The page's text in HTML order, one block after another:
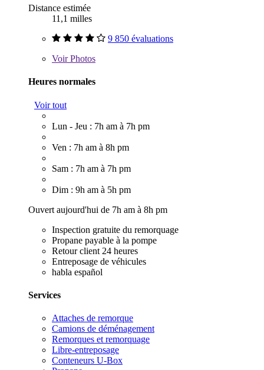
Distance estimée
11,1 milles
9 850 évaluations
VoirPhotos
Heures normales
Voir tout
Lun - Jeu : 7h am à 7h pm
Ven : 7h am à 8h pm
Sam : 7h am à 7h pm
Dim : 9h am à 5h pm
Ouvert aujourd'hui de 7h am à 8h pm
Inspection gratuite du remorquage
Propane payable à la pompe
Retour client 24 heures
Entreposage de véhicules
habla español
Services
Attaches de remorque
Camions de déménagement
Remorques et remorquage
Libre-entreposage
Conteneurs U-Box